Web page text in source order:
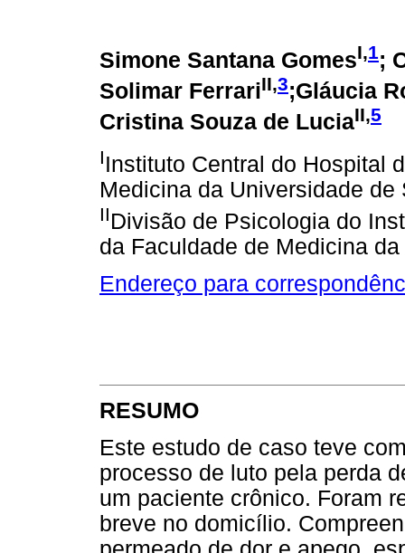
Simone Santana GomesI,1;
Solimar FerrariII,3;Gláucia
Cristina Souza de LuciaII,5
IInstituto Central do Hospital
Medicina da Universidade de
IIDivisão de Psicologia do
da Faculdade de Medicina
Endereço para
RESUMO
Este estudo de caso teve
processo de luto pela perda
um paciente crônico. Foram
breve no domicílio.